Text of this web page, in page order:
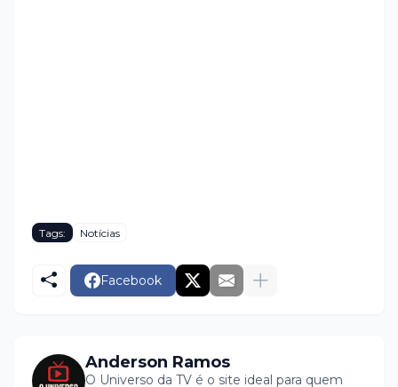
Tags: Notícias
Facebook
Anderson Ramos
O Universo da TV é o site ideal para quem